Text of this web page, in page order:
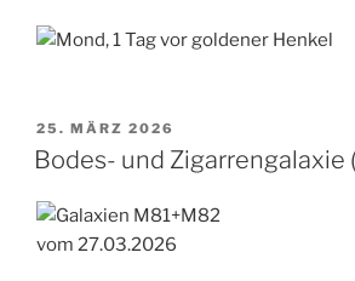
VERÖFFENTLICHT
AM
25. MÄRZ 2026
Bodes- und Zigarrengalaxie
vom 27.03.2026